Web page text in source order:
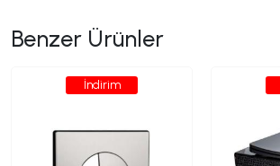
Benzer Ürünler
İndirim